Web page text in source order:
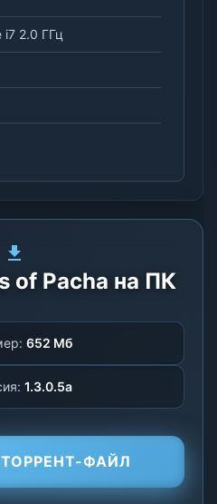
i7 2.0 ГГц
of Pacha на ПК
652 Мб
1.3.0.5a
ФАЙЛ